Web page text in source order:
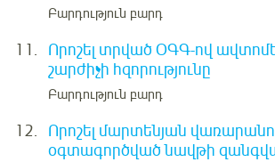
Բարդություն բարդ
11.
Որոշել տրված ՕԳԳ-ով
շարժիչի հզորությունը
Բարդություն բարդ
12.
Որոշել մարտենյան
օգտագործված նավթի